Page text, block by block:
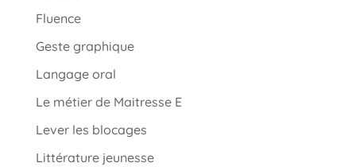
Fluence
Geste graphique
Langage oral
Le métier de Maitresse E
Lever les blocages
Littérature jeunesse